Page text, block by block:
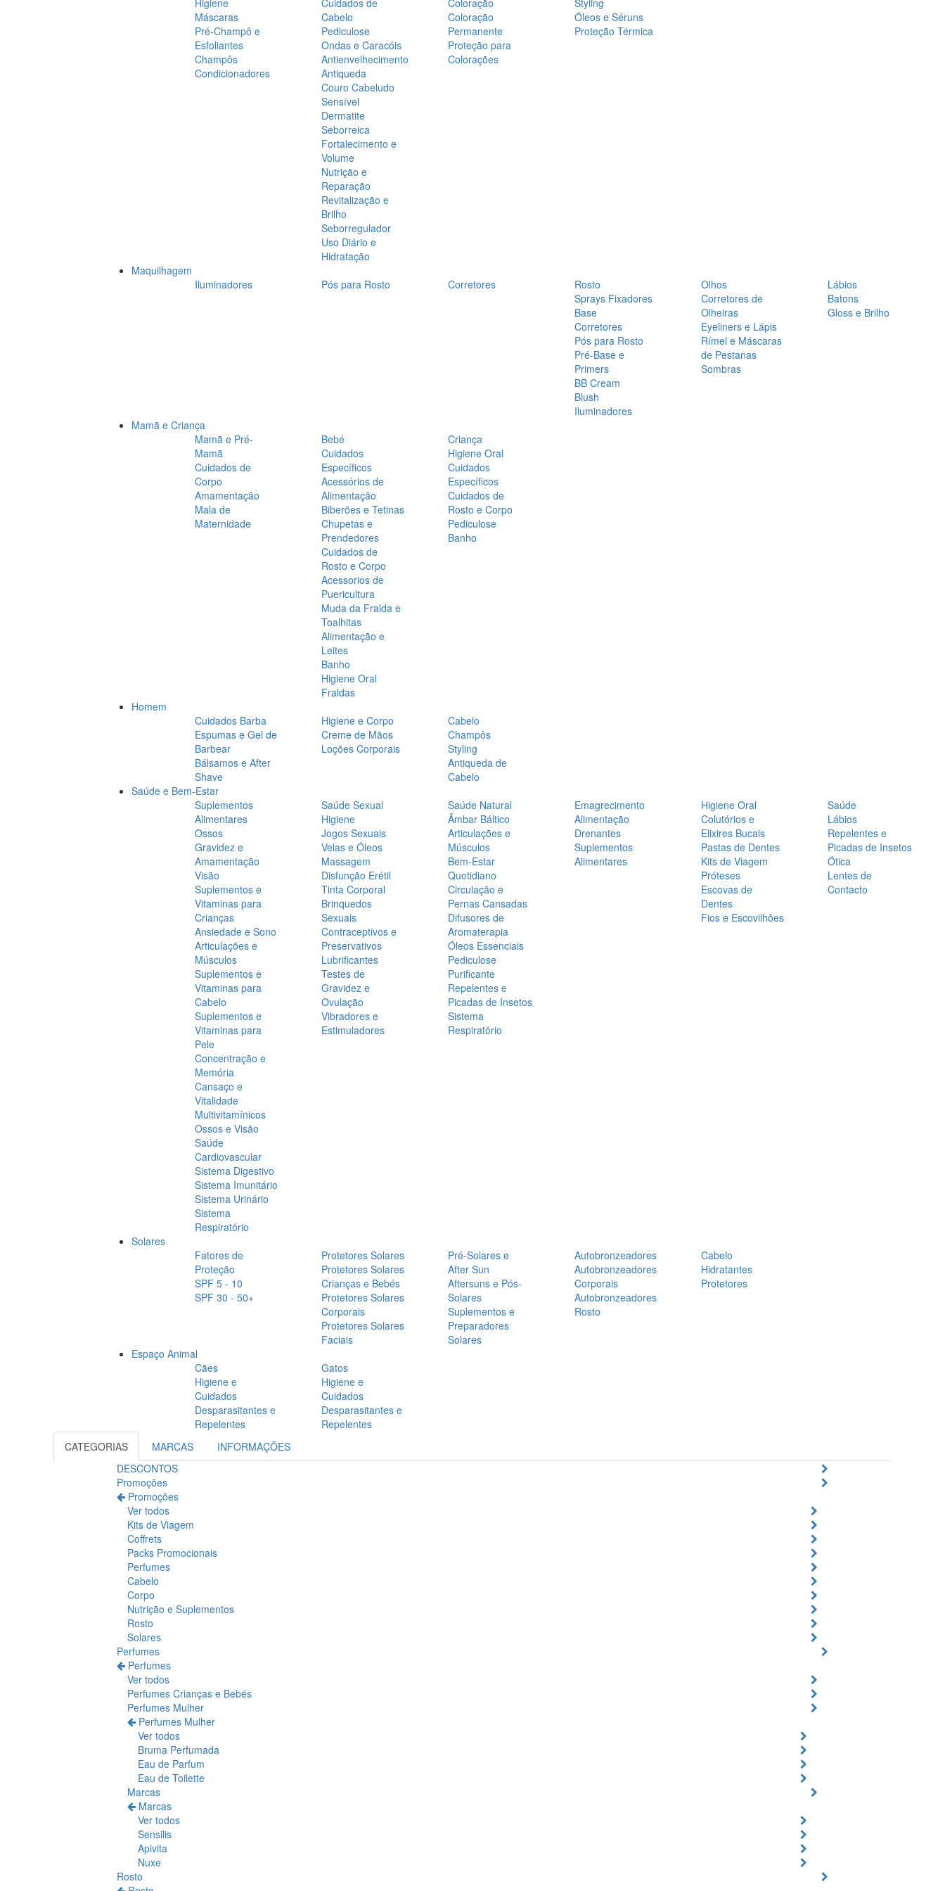
Higiene
Máscaras
Pré-Champô e
Esfoliantes
Champôs
Condicionadores
Cuidados de
Cabelo
Pediculose
Ondas e Caracóis
Antienvelhecimento
Antiqueda
Couro Cabeludo
Sensível
Dermatite
Seborreica
Fortalecimento e
Volume
Nutrição e
Reparação
Revitalização e
Brilho
Seborregulador
Uso Diário e
Hidratação
Coloração
Coloração
Permanente
Proteção para
Colorações
Styling
Óleos e Séruns
Proteção Térmica
Maquilhagem
Iluminadores
Pós para Rosto Corretores
Rosto
Sprays Fixadores
Base
Corretores
Pós para Rosto
Pré-Base e
Primers
BB Cream
Blush
Iluminadores
Olhos
Corretores de
Olheiras
Eyeliners e Lápis
Rímel e Máscaras
de Pestanas
Sombras
Lábios
Batons
Gloss e Brilho
Mamã e Criança
Mamã e Pré-
Mamã
Cuidados de
Corpo
Amamentação
Mala de
Maternidade
Bebé
Cuidados
Específicos
Acessórios de
Alimentação
Biberões e Tetinas
Chupetas e
Prendedores
Cuidados de
Rosto e Corpo
Acessorios de
Puericultura
Muda da Fralda e
Toalhitas
Alimentação e
Leites
Banho
Higiene Oral
Fraldas
Criança
Higiene Oral
Cuidados
Específicos
Cuidados de
Rosto e Corpo
Pediculose
Banho
Homem
Cuidados Barba
Espumas e Gel de
Barbear
Bálsamos e After
Shave
Higiene e Corpo
Creme de Mãos
Loções Corporais
Cabelo
Champôs
Styling
Antiqueda de
Cabelo
Saúde e Bem-Estar
Suplementos
Alimentares
Ossos
Gravidez e
Amamentação
Visão
Suplementos e
Vitaminas para
Crianças
Ansiedade e Sono
Articulações e
Músculos
Suplementos e
Vitaminas para
Cabelo
Suplementos e
Vitaminas para
Pele
Concentração e
Memória
Cansaço e
Vitalidade
Multivitamínicos
Ossos e Visão
Saúde
Cardiovascular
Sistema Digestivo
Sistema Imunitário
Sistema Urinário
Sistema
Respiratório
Saúde Sexual
Higiene
Jogos Sexuais
Velas e Óleos
Massagem
Disfunção Erétil
Tinta Corporal
Brinquedos
Sexuais
Contraceptivos e
Preservativos
Lubrificantes
Testes de
Gravidez e
Ovulação
Vibradores e
Estimuladores
Saúde Natural
Âmbar Báltico
Articulações e
Músculos
Bem-Estar
Quotidiano
Circulação e
Pernas Cansadas
Difusores de
Aromaterapia
Óleos Essenciais
Pediculose
Purificante
Repelentes e
Picadas de Insetos
Sistema
Respiratório
Emagrecimento
Alimentação
Drenantes
Suplementos
Alimentares
Higiene Oral
Colutórios e
Elixires Bucais
Pastas de Dentes
Kits de Viagem
Próteses
Escovas de
Dentes
Fios e Escovilhões
Saúde
Lábios
Repelentes e
Picadas de Insetos
Ótica
Lentes de
Contacto
Solares
Fatores de
Proteção
SPF 5 - 10
SPF 30 - 50+
Protetores Solares
Protetores Solares
Crianças e Bebés
Protetores Solares
Corporais
Protetores Solares
Faciais
Pré-Solares e
After Sun
Aftersuns e Pós-
Solares
Suplementos e
Preparadores
Solares
Autobronzeadores
Autobronzeadores
Corporais
Autobronzeadores
Rosto
Cabelo
Hidratantes
Protetores
Espaço Animal
Cães
Higiene e
Cuidados
Desparasitantes e
Repelentes
Gatos
Higiene e
Cuidados
Desparasitantes e
Repelentes
CATEGORIAS
MARCAS
INFORMAÇÕES
DESCONTOS
Promoções
Promoções
Ver todos
Kits de Viagem
Coffrets
Packs Promocionais
Perfumes
Cabelo
Corpo
Nutrição e Suplementos
Rosto
Solares
Perfumes
Perfumes
Ver todos
Perfumes Crianças e Bebés
Perfumes Mulher
Perfumes Mulher
Ver todos
Bruma Perfumada
Eau de Parfum
Eau de Toilette
Marcas
Marcas
Ver todos
Sensilis
Apivita
Nuxe
Rosto